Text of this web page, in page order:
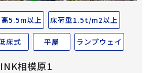
5.5m以上 床荷重1.5t/m2以上
床式 平屋 ランプウェイ
相模原1